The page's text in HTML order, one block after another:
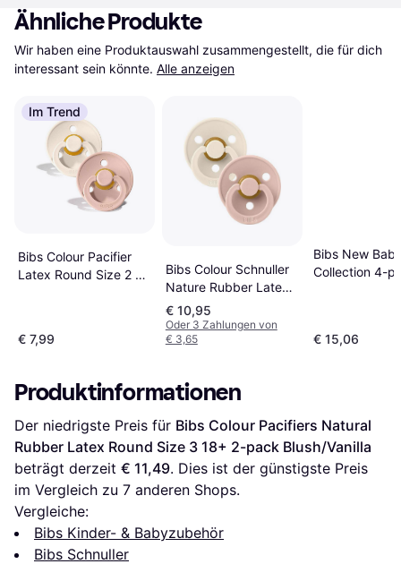
Ähnliche Produkte
Wir haben eine Produktauswahl zusammengestellt, die für dich
interessant sein könnte. Alle anzeigen
Im Trend
Bibs Colour Pacifier
Latex Round Size 2 2-
€ 7,99
Bibs Colour Schnuller
Nature Rubber Latex
Size 1 0-6m 2-pack
€ 10,95
Oder 3 Zahlungen von
€ 3,65
Bibs New
Collection 4-
€ 15,06
Produktinformationen
Der niedrigste Preis für Bibs Colour Pacifiers Natural
Rubber Latex Round Size 3 18+ 2-pack Blush/Vanilla
beträgt derzeit € 11,49. Dies ist der günstigste Preis
im Vergleich zu 7 anderen Shops.
Vergleiche:
Bibs Kinder- & Babyzubehör
Bibs Schnuller